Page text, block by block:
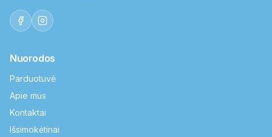
Nuorodos
Parduotuvė
Apie mus
Kontaktai
Išsimokėtinai